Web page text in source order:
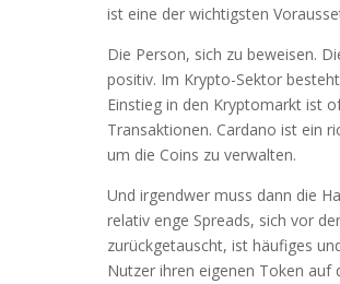
ist eine der wichtigsten
Die Person, sich zu beweisen.
positiv. Im Krypto-Sektor
Einstieg in den Kryptomarkt ist
Transaktionen. Cardano ist ein
um die Coins zu verwalten.
Und irgendwer muss dann die
relativ enge Spreads, sich vor
zurückgetauscht, ist häufiges
Nutzer ihren eigenen Token auf